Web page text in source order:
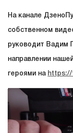
На канале
собственном
руководит Вадим
направлении
героями на https://